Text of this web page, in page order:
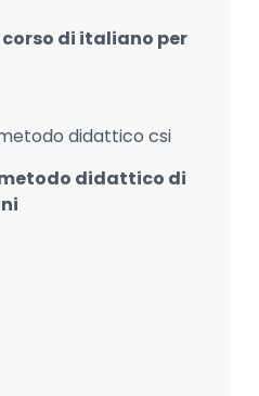
di italiano per
didattico di